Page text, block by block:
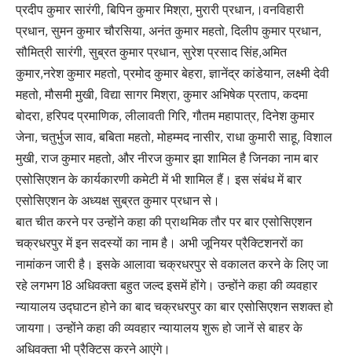
प्रदीप कुमार सारंगी, बिपिन कुमार मिश्रा, मुरारी प्रधान,।वनविहारी
प्रधान, सुमन कुमार चौरसिया, अनंत कुमार महतो, दिलीप कुमार प्रधान,
सौमित्री सारंगी, सुब्रत कुमार प्रधान, सुरेश प्रसाद सिंह,अमित
कुमार,नरेश कुमार महतो, प्रमोद कुमार बेहरा, ज्ञानेंद्र कांडेयान, लक्ष्मी देवी
महतो, मौसमी मुखी, विद्या सागर मिश्रा, कुमार अभिषेक प्रताप, कदमा
बोदरा, हरिपद प्रमाणिक, लीलावती गिरि, गौतम महापात्र, दिनेश कुमार
जेना, चतुर्भुज साव, बबिता महतो, मोहम्मद नासीर, राधा कुमारी साहू, विशाल
मुखी, राज कुमार महतो, और नीरज कुमार झा शामिल है जिनका नाम बार
एसोसिएशन के कार्यकारणी कमेटी में भी शामिल हैं। इस संबंध में बार
एसोसिएशन के अध्यक्ष सुब्रत कुमार प्रधान से।
बात चीत करने पर उन्होंने कहा की प्राथमिक तौर पर बार एसोसिएशन
चक्रधरपुर में इन सदस्यों का नाम है। अभी जूनियर प्रैक्टिशनरों का
नामांकन जारी है। इसके आलावा चक्रधरपुर से वकालत करने के लिए जा
रहे लगभग 18 अधिवक्ता बहुत जल्द इसमें होंगे। उन्होंने कहा की व्यवहार
न्यायालय उद्घाटन होने का बाद चक्रधरपुर का बार एसोसिएशन सशक्त हो
जायगा। उन्होंने कहा की व्यवहार न्यायालय शुरू हो जानें से बाहर के
अधिवक्ता भी प्रैक्टिस करने आएंगे।